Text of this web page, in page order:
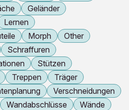
Geländer
Lernen
Morph
Other
Schraffuren
Stützen
Treppen
Träger
Verschneidungen
Wandabschlüsse
Wände